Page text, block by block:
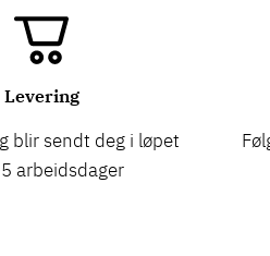
Levering
blir sendt deg i løpet
arbeidsdager